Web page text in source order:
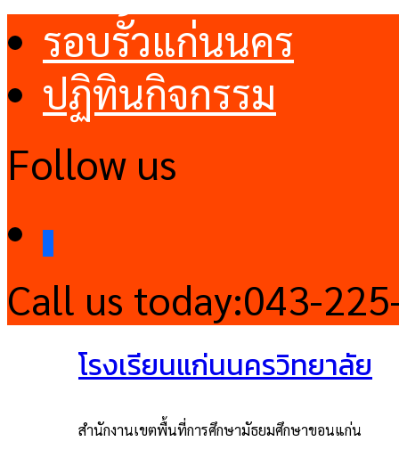
รอบรั้วแก่นนคร
ปฏิทินกิจกรรม
Follow us
Call us today:043-
โรงเรียนแก่นนครวิทยาลัย
สำนักงานเขตพื้นที่การศึกษามัธยมศึกษาขอนแก่น